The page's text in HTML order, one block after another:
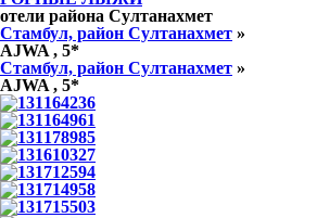
отели района Султанахмет
Стамбул, район Султанахмет »
AJWA , 5*
Стамбул, район Султанахмет »
AJWA , 5*